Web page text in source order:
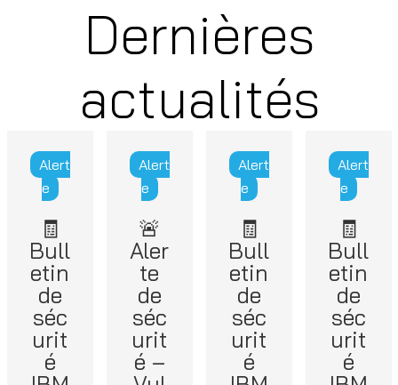
Dernières
actualités
Alert
e
🧾
Bull
etin
de
séc
urit
é
Alert
e
🚨
Aler
te
de
séc
urit
é –
Alert
e
🧾
Bull
etin
de
séc
urit
é
Alert
e
🧾
Bull
etin
de
séc
urit
é